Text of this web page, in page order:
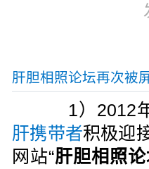
肝胆相照论坛再次被
1）2012年
肝携带者积极迎
网站“肝胆相照